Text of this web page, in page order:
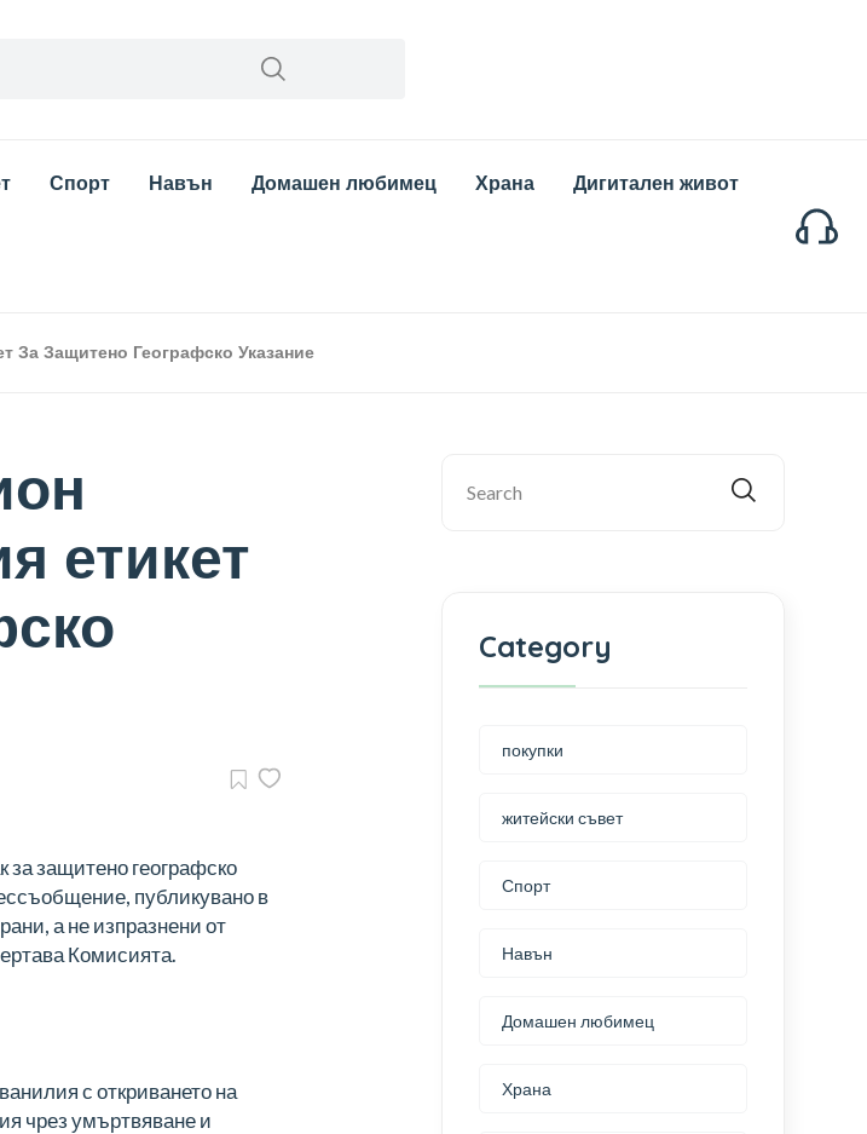
Спорт Навън Домашен любимец Храна Дигитален живот
За Защитено Географско Указание
етикет
за защитено географско
публикувано в
а не изпразнени от
Комисията.
с откриването на
чрез умъртвяване и
Category
покупки
житейски съвет
Спорт
Навън
Домашен любимец
Храна